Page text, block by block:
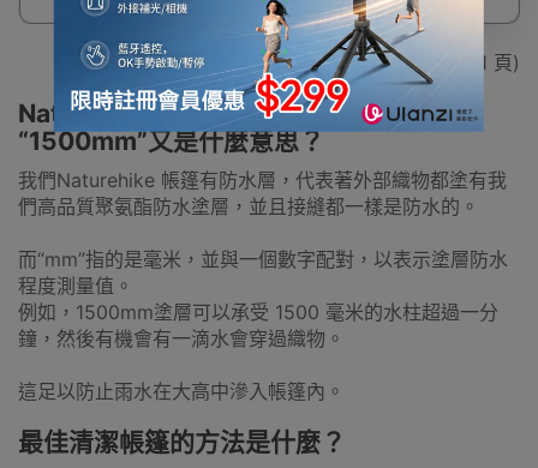
顯示 1 - 6 / 6 (共 1 頁)
Naturehike帳篷防水的定義是什麼？
“1500mm”又是什麼意思？
我們Naturehike 帳篷有防水層，代表著外部織物都塗有我
們高品質聚氨酯防水塗層，並且接縫都一樣是防水的。
而“mm”指的是毫米，並與一個數字配對，以表示塗層防水
程度測量值。
例如，1500mm塗層可以承受 1500 毫米的水柱超過一分
鐘，然後有機會有一滴水會穿過織物。
這足以防止雨水在大高中滲入帳篷內。
最佳清潔帳篷的方法是什麼？